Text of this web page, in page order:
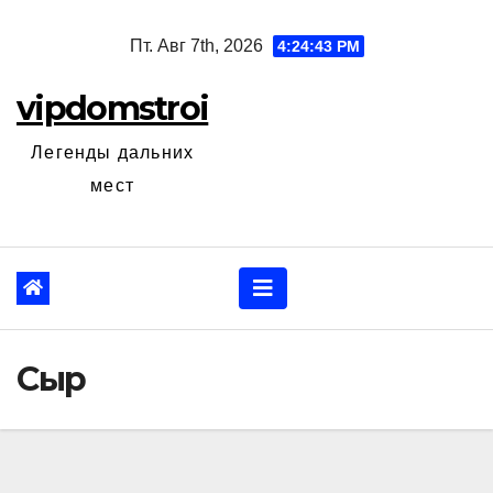
Пт. Авг 7th, 2026 4:24:44 PM
vipdomstroi
Легенды дальних
мест
Сыр